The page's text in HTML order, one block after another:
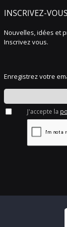
INSCRIVEZ-
Nouvelles, idées et
Inscrivez vous.
Enregistrez votre
J'accepte la